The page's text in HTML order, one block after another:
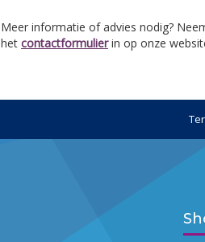
Meer informatie of advies nodig?
het contactformulierin op onze